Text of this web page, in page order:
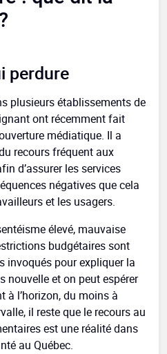
perdure
plusieurs établissements de
ont récemment fait
médiatique. Il a
recours fréquent aux
d’assurer les services
négatives que cela
et les usagers.
élevé, mauvaise
budgétaires sont
invoqués pour expliquer la
nouvelle et on peut espérer
à l’horizon, du moins à
il reste que le recours au
est une réalité dans
au Québec.